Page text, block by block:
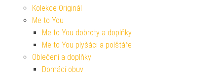
Kolekce Originál
Me to You
Me to You dobroty a doplňky
Me to You plyšáci a polštáře
Oblečení a doplňky
Domácí obuv